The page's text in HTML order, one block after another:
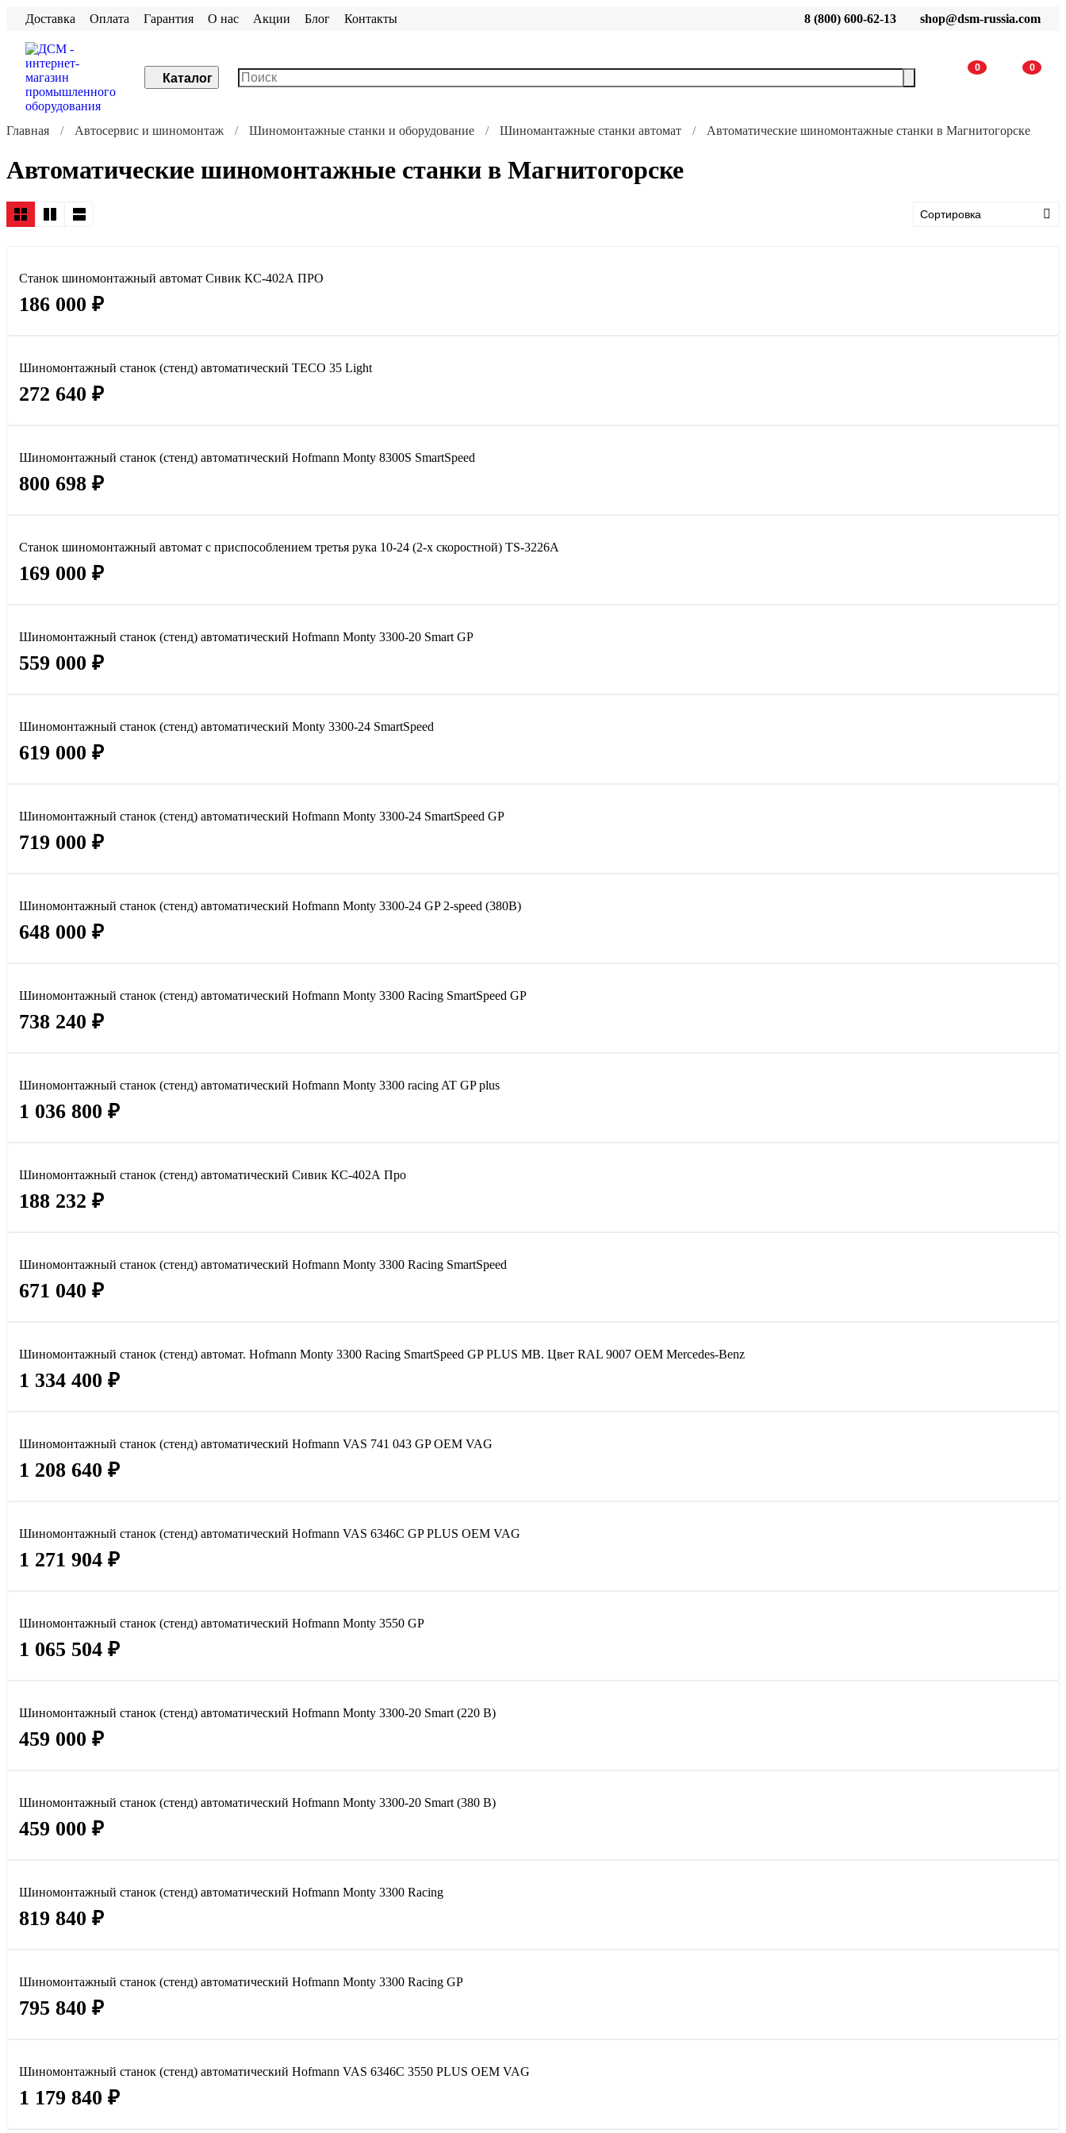
Доставка Оплата Гарантия О нас Акции Блог Контакты 8 (800) 600-62-13 shop@dsm-russia.com
Каталог
0 0
Главная Автосервис и шиномонтаж Шиномонтажные станки и оборудование Шиномантажные станки автомат Автоматические шиномонтажные станки в Магнитогорске
Автоматические шиномонтажные станки в Магнитогорске
Станок шиномонтажный автомат Сивик КС-402А ПРО
186 000 ₽
Шиномонтажный станок (стенд) автоматический TECO 35 Light
272 640 ₽
Шиномонтажный станок (стенд) автоматический Hofmann Monty 8300S SmartSpeed
800 698 ₽
Станок шиномонтажный автомат с приспособлением третья рука 10-24 (2-х скоростной) TS-3226A
169 000 ₽
Шиномонтажный станок (стенд) автоматический Hofmann Monty 3300-20 Smart GP
559 000 ₽
Шиномонтажный станок (стенд) автоматический Monty 3300-24 SmartSpeed
619 000 ₽
Шиномонтажный станок (стенд) автоматический Hofmann Monty 3300-24 SmartSpeed GP
719 000 ₽
Шиномонтажный станок (стенд) автоматический Hofmann Monty 3300-24 GP 2-speed (380В)
648 000 ₽
Шиномонтажный станок (стенд) автоматический Hofmann Monty 3300 Racing SmartSpeed GP
738 240 ₽
Шиномонтажный станок (стенд) автоматический Hofmann Monty 3300 racing AT GP plus
1 036 800 ₽
Шиномонтажный станок (стенд) автоматический Сивик КС-402А Про
188 232 ₽
Шиномонтажный станок (стенд) автоматический Hofmann Monty 3300 Racing SmartSpeed
671 040 ₽
Шиномонтажный станок (стенд) автомат. Hofmann Monty 3300 Racing SmartSpeed GP PLUS MB. Цвет RAL 9007 OEM Mercedes-Benz
1 334 400 ₽
Шиномонтажный станок (стенд) автоматический Hofmann VAS 741 043 GP OEM VAG
1 208 640 ₽
Шиномонтажный станок (стенд) автоматический Hofmann VAS 6346C GP PLUS OEM VAG
1 271 904 ₽
Шиномонтажный станок (стенд) автоматический Hofmann Monty 3550 GP
1 065 504 ₽
Шиномонтажный станок (стенд) автоматический Hofmann Monty 3300-20 Smart (220 В)
459 000 ₽
Шиномонтажный станок (стенд) автоматический Hofmann Monty 3300-20 Smart (380 В)
459 000 ₽
Шиномонтажный станок (стенд) автоматический Hofmann Monty 3300 Racing
819 840 ₽
Шиномонтажный станок (стенд) автоматический Hofmann Monty 3300 Racing GP
795 840 ₽
Шиномонтажный станок (стенд) автоматический Hofmann VAS 6346C 3550 PLUS OEM VAG
1 179 840 ₽